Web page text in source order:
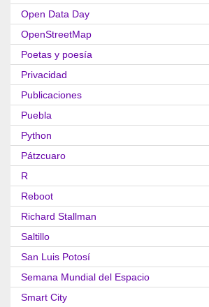
Open Data Day
OpenStreetMap
Poetas y poesía
Privacidad
Publicaciones
Puebla
Python
Pátzcuaro
R
Reboot
Richard Stallman
Saltillo
San Luis Potosí
Semana Mundial del Espacio
Smart City